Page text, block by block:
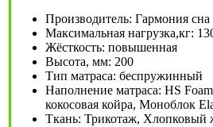
имеет
несколько
вариаций.
Опции
можно
выбрать
на
странице
Производитель: Гармония сна
Максимальная нагрузка,кг:
Жёсткость: повышенная
Высота, мм: 200
Тип матраса: беспружинный
Наполнение матраса: HS
кокосовая койра, Моноблок
Ткань: Трикотаж, Хлопковый